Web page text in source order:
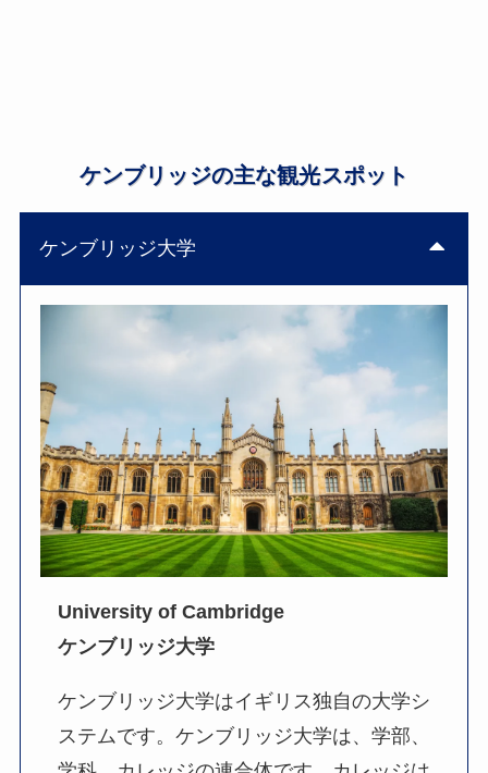
ケンブリッジの主な観光スポット
ケンブリッジ大学
University of Cambridge
ケンブリッジ大学
ケンブリッジ大学はイギリス独自の大学シ
ステムです。ケンブリッジ大学は、学部、